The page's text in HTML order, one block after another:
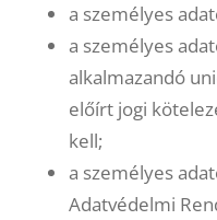
a személyes
a személyes
alkalmazandó
előírt jogi
kell;
a személyes
Adatvédelmi